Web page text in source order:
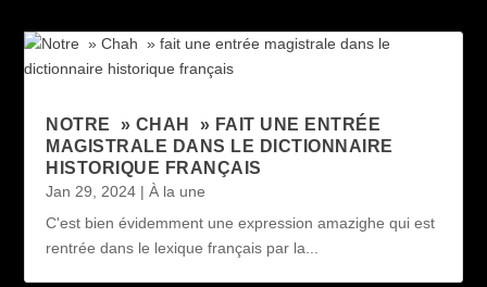
NOTRE » CHAH » FAIT UNE ENTRÉE
MAGISTRALE DANS LE DICTIONNAIRE
HISTORIQUE FRANÇAIS
Jan 29, 2024 |À la une
C'est bien évidemment une expression amazighe qui est
rentrée dans le lexique français par la...